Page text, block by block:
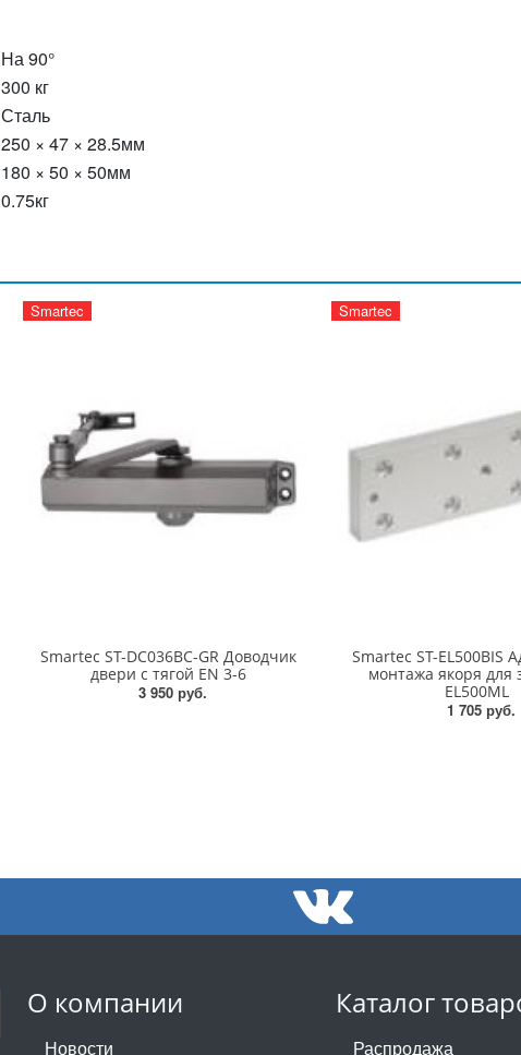
На 90°
300 кг
Сталь
250 × 47 × 28.5мм
180 × 50 × 50мм
0.75кг
Smartec
Smartec ST-DC036BC-GR Доводчик
двери c тягой EN 3-6
3 950 руб.
Smartec
Smartec ST-EL500BIS
монтажа якоря для
EL500ML
1 705 руб.
О компании
Новости
Каталог
Распродажа